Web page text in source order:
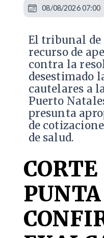
​El tribunal de
recurso de
contra la
desestimado
cautelares a
Puerto
presunta
de
de salud.
CORTE
08/08/2026 07:00